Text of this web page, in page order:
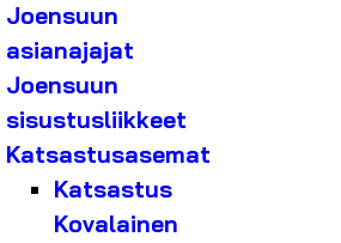
Joensuun
asianajajat
Joensuun
sisustusliikkeet
Katsastusasemat
Katsastus
Kovalainen